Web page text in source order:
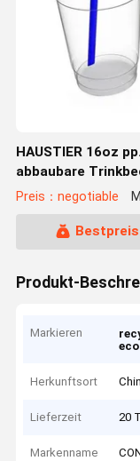
HAUSTIER 16oz
abbaubare
Preis：negotiable
Bestpreis
Produkt-
Markieren
Herkunftsort
Lieferzeit 20
Markenname